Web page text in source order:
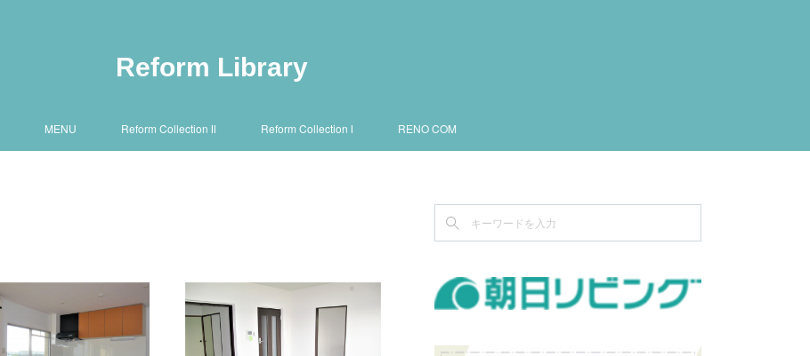
Reform Library
MENU Reform Collection Ⅱ Reform Collection Ⅰ RENO COM